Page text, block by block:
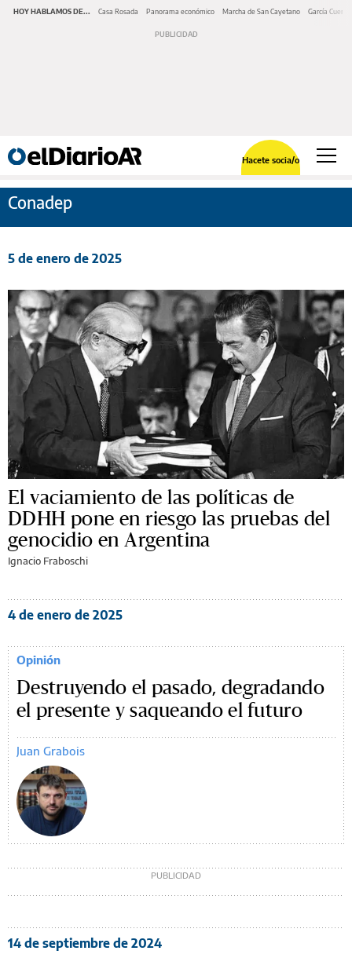
HOY HABLAMOS DE... Casa Rosada Panorama económico Marcha de San Cayetano García Cuerva
Hacete socia/o
Conadep
5 de enero de 2025
El vaciamiento de las políticas de
DDHH pone en riesgo las pruebas del
genocidio en Argentina
Ignacio Fraboschi
4 de enero de 2025
Opinión
Destruyendo el pasado, degradando
el presente y saqueando el futuro
Juan Grabois
14 de septiembre de 2024